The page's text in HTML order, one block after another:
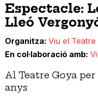
Espectacle:
Lleó
Organitza Viu el Teatre
En col·laboració amb
Al Teatre Goya
anys